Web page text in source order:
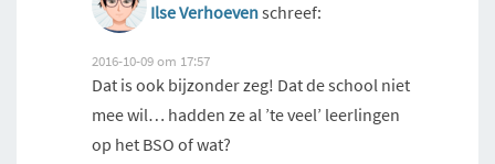
Ilse Verhoevenschreef:
2016-10-09 om 17:57
Dat is ook bijzonder zeg! Dat de school niet
mee wil… hadden ze al ’te veel’ leerlingen
op het BSO of wat?